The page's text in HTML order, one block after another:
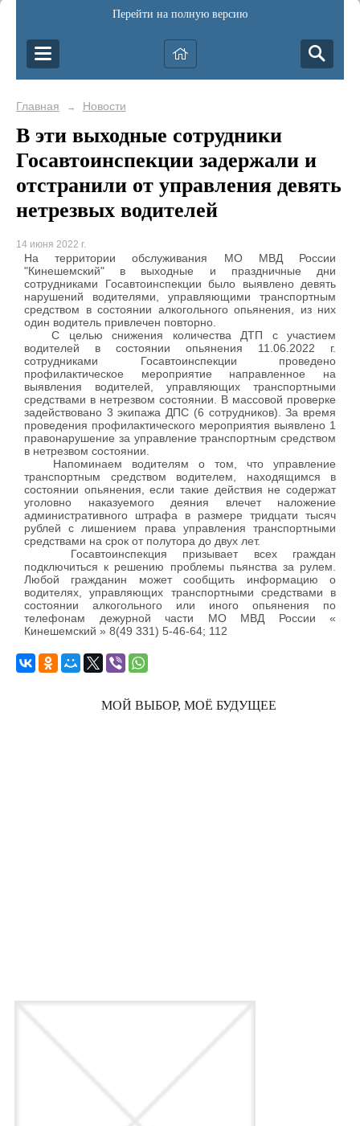
Перейти на полную версию
Главная → Новости
В эти выходные сотрудники
Госавтоинспекции задержали и
отстранили от управления девять
нетрезвых водителей
14 июня 2022 г.
На территории обслуживания МО МВД России
"Кинешемский" в выходные и праздничные дни
сотрудниками Госавтоинспекции было выявлено девять
нарушений водителями, управляющими транспортным
средством в состоянии алкогольного опьянения, из них
один водитель привлечен повторно.
С целью снижения количества ДТП с участием
водителей в состоянии опьянения 11.06.2022 г.
сотрудниками Госавтоинспекции проведено
профилактическое мероприятие направленное на
выявления водителей, управляющих транспортными
средствами в нетрезвом состоянии. В массовой проверке
задействовано 3 экипажа ДПС (6 сотрудников). За время
проведения профилактического мероприятия выявлено 1
правонарушение за управление транспортным средством
в нетрезвом состоянии.
Напоминаем водителям о том, что управление
транспортным средством водителем, находящимся в
состоянии опьянения, если такие действия не содержат
уголовно наказуемого деяния влечет наложение
административного штрафа в размере тридцати тысяч
рублей с лишением права управления транспортными
средствами на срок от полутора до двух лет.
Госавтоинспекция призывает всех граждан
подключиться к решению проблемы пьянства за рулем.
Любой гражданин может сообщить информацию о
водителях, управляющих транспортными средствами в
состоянии алкогольного или иного опьянения по
телефонам дежурной части МО МВД России «
Кинешемский » 8(49 331) 5-46-64; 112
МОЙ ВЫБОР, МОЁ БУДУЩЕЕ